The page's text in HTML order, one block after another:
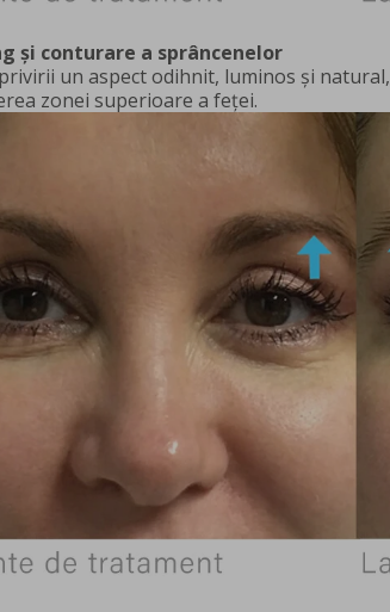
și conturare a sprâncenelor
un aspect odihnit, luminos și
zonei superioare a feței.